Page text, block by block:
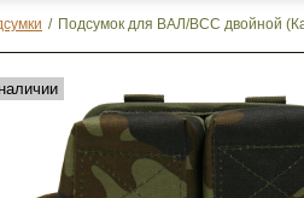
/ Подсумок для ВАЛ/ВСС двойной